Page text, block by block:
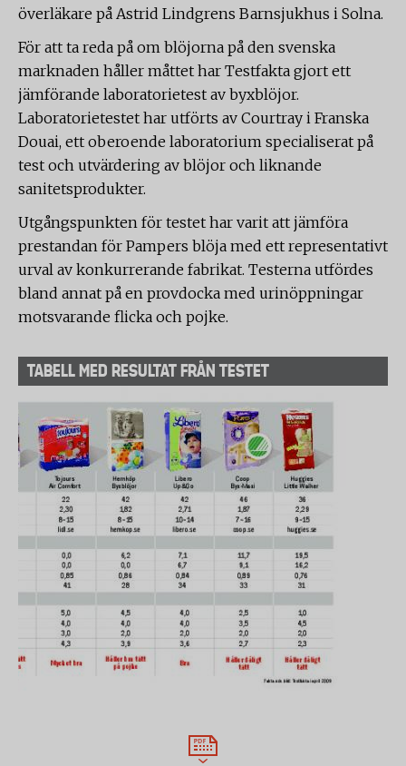
överläkare på Astrid Lindgrens Barnsjukhus i Solna.
För att ta reda på om blöjorna på den svenska
marknaden håller måttet har Testfakta gjort ett
jämförande laboratorietest av byxblöjor.
Laboratorietestet har utförts av Courtray i Franska
Douai, ett oberoende laboratorium specialiserat på
test och utvärdering av blöjor och liknande
sanitetsprodukter.
Utgångspunkten för testet har varit att jämföra
prestandan för Pampers blöja med ett representativt
urval av konkurrerande fabrikat. Testerna utfördes
bland annat på en provdocka med urinöppningar
motsvarande flicka och pojke.
TABELL MED RESULTAT FRÅN TESTET